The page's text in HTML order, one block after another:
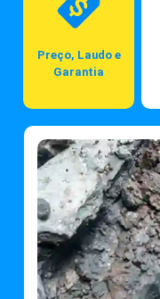
Preço, Laudo e
Garantia